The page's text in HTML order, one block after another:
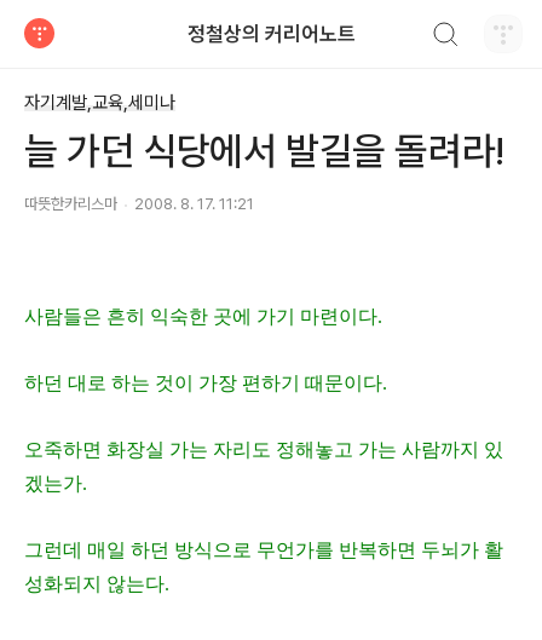
정철상의 커리어노트
자기계발,교육,세미나
늘 가던 식당에서 발길을 돌려라!
따뜻한카리스마 2008. 8. 17. 11:21
사람들은 흔히 익숙한 곳에 가기 마련이다.
하던 대로 하는 것이 가장 편하기 때문이다.
오죽하면 화장실 가는 자리도 정해놓고 가는 사람까지 있
겠는가.
그런데 매일 하던 방식으로 무언가를 반복하면 두뇌가 활
성화되지 않는다.